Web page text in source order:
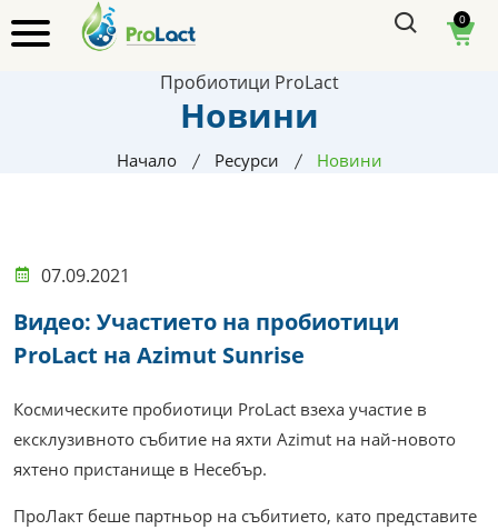
0
Пробиотици ProLact
Новини
Начало Ресурси Новини
07.09.2021
Видео: Участието на пробиотици
ProLact на Azimut Sunrise
Космическите пробиотици ProLact взеха участие в
ексклузивното събитие на яхти Azimut на най-новото
яхтено пристанище в Несебър.
ПроЛакт беше партньор на събитието, като представите